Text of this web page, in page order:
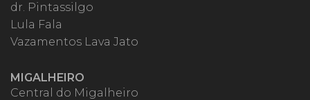
dr. Pintassilgo
Lula Fala
Vazamentos Lava Jato
MIGALHEIRO
Central do Migalheiro